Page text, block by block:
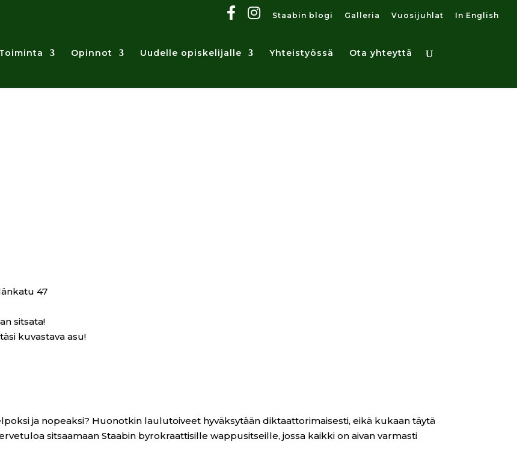
Staabin blogi Galleria Vuosijuhlat In English
Toiminta Opinnot Uudelle opiskelijalle Yhteistyössä Ota yhteyttä
47
sitsata!
kuvastava asu!
ja nopeaksi? Huonotkin laulutoiveet hyväksytään diktaattorimaisesti, eikä kukaan täytä
sitsaamaan Staabin byrokraattisille wappusitseille, jossa kaikki on aivan varmasti